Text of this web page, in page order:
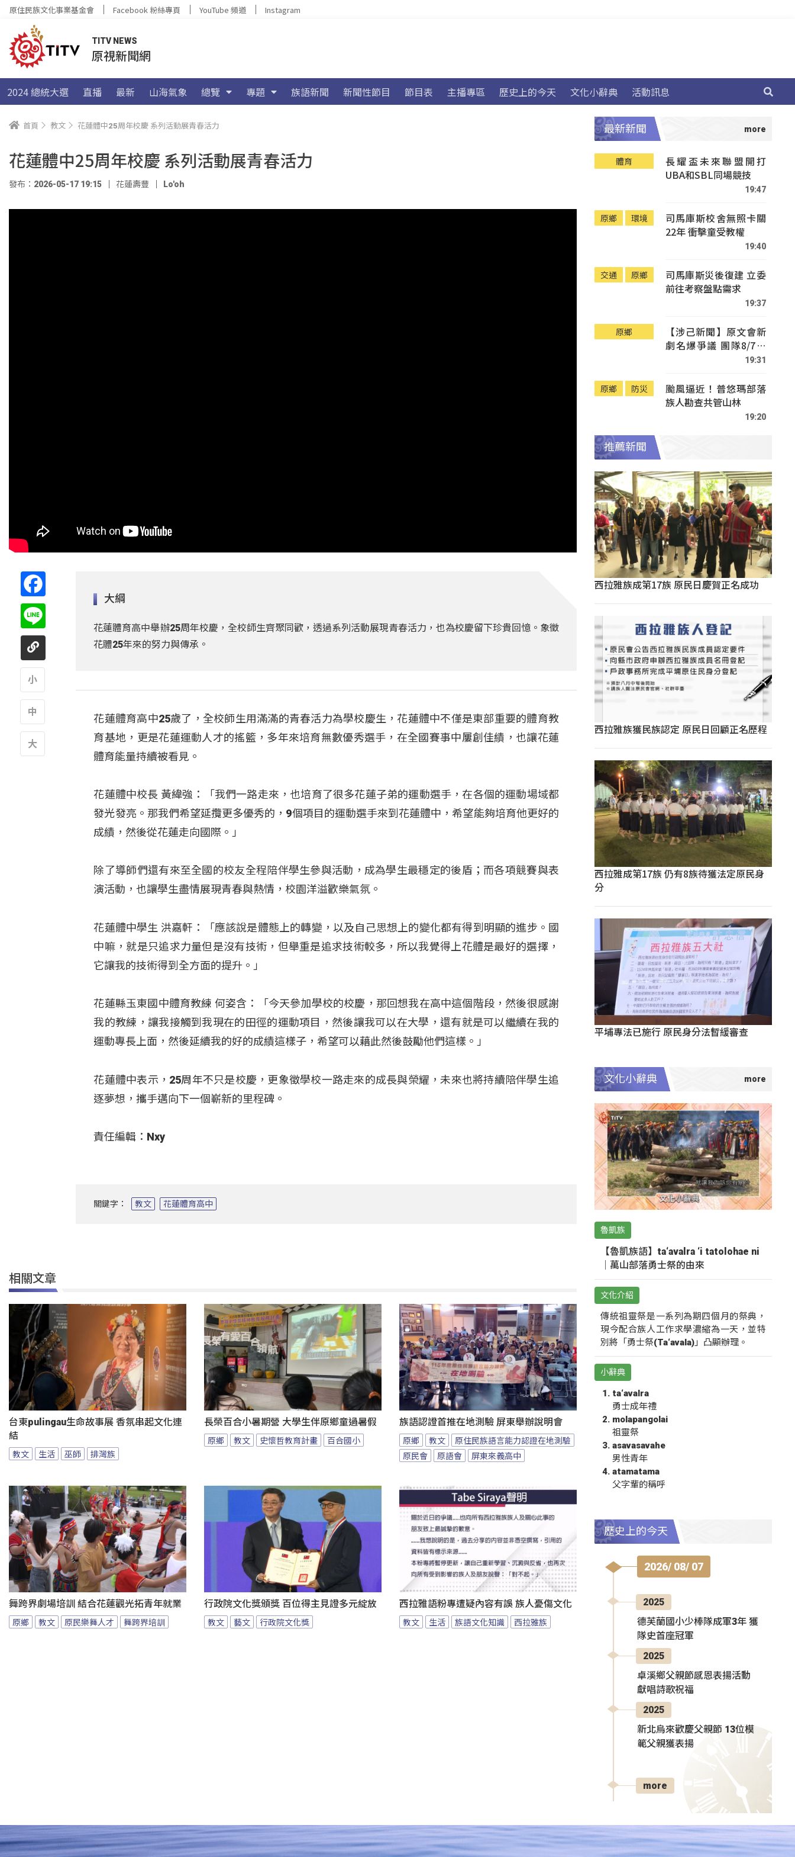
原住民族文化事業基金會 Facebook 粉絲專頁 YouTube 頻道 Instagram
TITV NEWS
原視新聞網
2024 總統大選 直播 最新 山海氣象 總覽 專題 族語新聞 新聞性節目 節目表 主播專區 歷史上的今天 文化小辭典 活動訊息
首頁 教文 花蓮體中25周年校慶 系列活動展青春活力
花蓮體中25周年校慶 系列活動展青春活力
發布：2026-05-17 19:15 花蓮壽豐 Lo'oh
大綱
花蓮體育高中舉辦25周年校慶，全校師生齊聚同歡，透過系列活動展現青春活力，也為校慶留下珍貴回憶。象徵
花體25年來的努力與傳承。
花蓮體育高中25歲了，全校師生用滿滿的青春活力為學校慶生，花蓮體中不僅是東部重要的體育教
育基地，更是花蓮運動人才的搖籃，多年來培育無數優秀選手，在全國賽事中屢創佳績，也讓花蓮
體育能量持續被看見。
花蓮體中校長 黃緯強：「我們一路走來，也培育了很多花蓮子弟的運動選手，在各個的運動場域都
發光發亮。那我們希望延攬更多優秀的，9個項目的運動選手來到花蓮體中，希望能夠培育他更好的
成績，然後從花蓮走向國際。」
除了導師們還有來至全國的校友全程陪伴學生參與活動，成為學生最穩定的後盾；而各項競賽與表
演活動，也讓學生盡情展現青春與熱情，校園洋溢歡樂氣氛。
花蓮體中學生 洪嘉軒：「應該說是體態上的轉變，以及自己思想上的變化都有得到明顯的進步。國
中嘛，就是只追求力量但是沒有技術，但舉重是追求技術較多，所以我覺得上花體是最好的選擇，
它讓我的技術得到全方面的提升。」
花蓮縣玉東國中體育教練 何姿含：「今天參加學校的校慶，那回想我在高中這個階段，然後很感謝
我的教練，讓我接觸到我現在的田徑的運動項目，然後讓我可以在大學，還有就是可以繼續在我的
運動專長上面，然後延續我的好的成績這樣子，希望可以藉此然後鼓勵他們這樣。」
花蓮體中表示，25周年不只是校慶，更象徵學校一路走來的成長與榮耀，未來也將持續陪伴學生追
逐夢想，攜手邁向下一個嶄新的里程碑。
責任編輯：Nxy
關鍵字： 教文 花蓮體育高中
相關文章
台東pulingau生命故事展 香氛串起文化連
結
教文 生活 巫師 排灣族
長榮百合小暑期營 大學生伴原鄉童過暑假
原鄉 教文 史懷哲教育計畫 百合國小
族語認證首推在地測驗 屏東舉辦說明會
原鄉 教文
原住民族語言能力認證在地測驗
原民會
原語會 屏東來義高中
舞跨界劇場培訓 結合花蓮觀光拓青年就業
原鄉 教文 原民樂舞人才 舞跨界培訓
行政院文化獎頒獎 百位得主見證多元綻放
教文 藝文 行政院文化獎
西拉雅語粉專遭疑內容有誤 族人憂傷文化
教文 生活 族語文化知識 西拉雅族
最新新聞
體育
長耀盃未來聯盟開打
UBA和SBL同場競技
19:47
原鄉 環境
司馬庫斯校舍無照卡關
22年 衝擊童受教權
19:40
交通 原鄉
司馬庫斯災後復建 立委
前往考察盤點需求
19:37
原鄉
【涉己新聞】原文會新
劇名爆爭議 團隊8/7赴
19:31
原鄉 防災
颱風逼近！普悠瑪部落
族人勘查共管山林
19:20
推薦新聞
西拉雅族成第17族 原民日慶賀正名成功
西拉雅族獲民族認定 原民日回顧正名歷程
西拉雅成第17族 仍有8族待獲法定原民身
分
平埔專法已施行 原民身分法暫緩審查
文化小辭典
魯凱族
【魯凱族語】ta‘avalra ‘i tatolohae ni
｜萬山部落勇士祭的由來
文化介紹
傳統祖靈祭是一系列為期四個月的祭典，
現今配合族人工作求學濃縮為一天，並特
別將「勇士祭(Ta‘avala)」凸顯辦理。
小辭典
ta‘avalra
勇士成年禮
molapangolai
祖靈祭
asavasavahe
男性青年
atamatama
父字輩的稱呼
歷史上的今天
2026/ 08/ 07
2025
德芙蘭國小少棒隊成軍3年 獲
隊史首座冠軍
2025
卓溪鄉父親節感恩表揚活動
獻唱詩歌祝福
2025
新北烏來歡慶父親節 13位模
範父親獲表揚
more